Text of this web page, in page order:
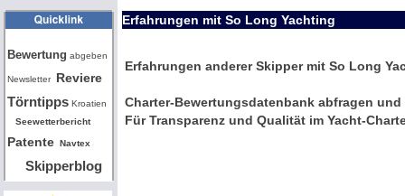
Erfahrungen mit So Long Yachting
Bw
Bewertung abgeben
Newsletter Reviere
Törntipps Kroatien
Seewetterbericht
Patente Navtex
Skipperblog
Erfahrungen anderer Skipper mit So Long
Charter-Bewertungsdatenbank abfragen
Für Transparenz und Qualität im Yacht-